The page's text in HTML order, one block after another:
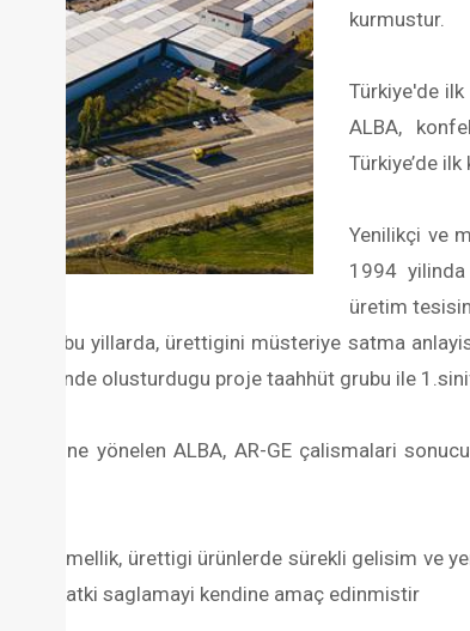
kurmustur.
Türkiye'de
ALBA,
Türkiye’de
Yenilikçi ve
1994
üretim
bu yillarda, ürettigini müsteriye satma
bünyesinde olusturdugu proje taahhüt grubu ile
yönelen ALBA, AR-GE çalismalari
ürettigi ürünlerde sürekli gelisim ve
katki saglamayi kendine amaç edinmistir